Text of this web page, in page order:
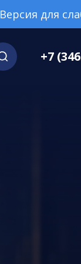
Версия для
+7